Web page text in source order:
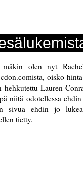
mäkin olen nyt
oisko
Lauren
niitä odotellessa
sivua ehdin jo
tietty.